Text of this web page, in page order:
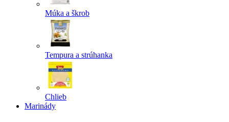
Múka a škrob
Tempura a strúhanka
Chlieb
Marinády